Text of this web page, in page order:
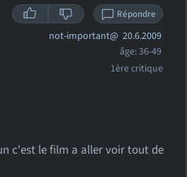
Répondre
not-important@ 20.6.2009
âge: 36-49
1ère critique
c'est le film a aller voir tout de